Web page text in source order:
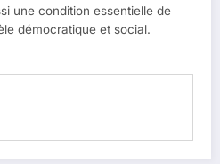
une condition essentielle de
démocratique et social.